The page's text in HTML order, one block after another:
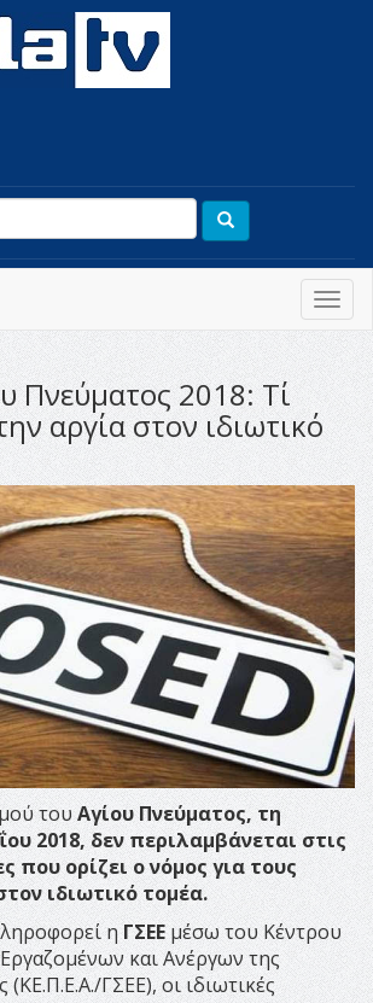
Πνεύματος 2018: Tί
αργία στον ιδιωτικό
τουΑγίου Πνεύματος, τη
2018, δεν περιλαμβάνεται στις
που ορίζει ο νόμος για τους
ιδιωτικό τομέα.
η ΓΣΕΕ μέσω του Κέντρου
και Ανέργων της
ΓΣΕΕ), οι ιδιωτικές